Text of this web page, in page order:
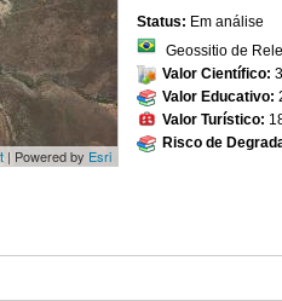
| Powered by Esri
Status: Em análise
Geossitio de
Valor Científico:
Valor Educativo:
Valor Turístico:
Risco de